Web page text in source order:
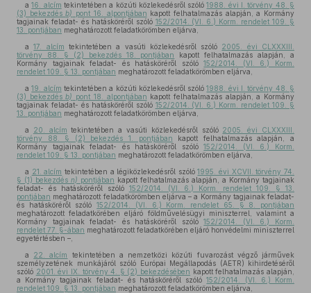
a16. alcím tekintetében a közúti közlekedésről szóló1988. évi I. törvény 48. §
(3) bekezdésb) pont 16. alpontjában kapott felhatalmazás alapján, a Kormány
tagjainak feladat- és hatásköréről szóló 152/2014. (VI. 6.) Korm. rendelet 109. §
13. pontjában meghatározott feladatkörömben eljárva,
a17. alcím tekintetében a vasúti közlekedésről szóló 2005. évi CLXXXIII.
törvény 88. § (2) bekezdés 18. pontjában
kapott felhatalmazás alapján, a
Kormány tagjainak feladat- és hatásköréről szóló152/2014. (VI. 6.) Korm.
rendelet 109. § 13. pontjában meghatározott feladatkörömben eljárva,
a19. alcím tekintetében a közúti közlekedésről szóló1988. évi I. törvény 48. §
(3) bekezdésb) pont 18. alpontjában kapott felhatalmazás alapján, a Kormány
tagjainak feladat- és hatásköréről szóló 152/2014. (VI. 6.) Korm. rendelet 109. §
13. pontjában meghatározott feladatkörömben eljárva,
a 20. alcím tekintetében a vasúti közlekedésről szóló 2005. évi CLXXXIII.
törvény 88. § (2) bekezdés 1. pontjában kapott felhatalmazás alapján, a
Kormány tagjainak feladat- és hatásköréről szóló152/2014. (VI. 6.) Korm.
rendelet 109. § 13. pontjában meghatározott feladatkörömben eljárva,
a 21. alcím tekintetében a légiközlekedésről szóló1995. évi XCVII. törvény 74.
§ (1) bekezdés n) pontjában kapott felhatalmazás alapján, a Kormány tagjainak
feladat- és hatásköréről szóló 152/2014. (VI. 6.) Korm. rendelet 109. § 13.
pontjában meghatározott feladatkörömben eljárva – a Kormány tagjainak feladat-
és hatásköréről szóló152/2014. (VI. 6.) Korm. rendelet 65. § 8. pontjában
meghatározott feladatkörében eljáró földművelésügyi miniszterrel, valamint a
Kormány tagjainak feladat- és hatásköréről szóló152/2014. (VI. 6.) Korm.
rendelet 77. §-ában meghatározott feladatkörében eljáró honvédelmi miniszterrel
egyetértésben –,
a 22. alcím
tekintetében a nemzetközi közúti fuvarozást végző járművek
személyzetének munkájáról szóló Európai Megállapodás (AETR) kihirdetéséről
szóló 2001. évi IX. törvény 4. § (2) bekezdésében kapott felhatalmazás alapján,
a Kormány tagjainak feladat- és hatásköréről szóló152/2014. (VI. 6.) Korm.
rendelet 109. § 13. pontjában meghatározott feladatkörömben eljárva,